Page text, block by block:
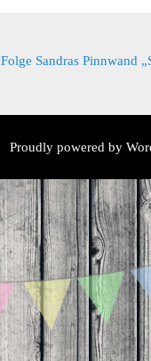
Folge Sandras Pinnwand
Proudly powered by